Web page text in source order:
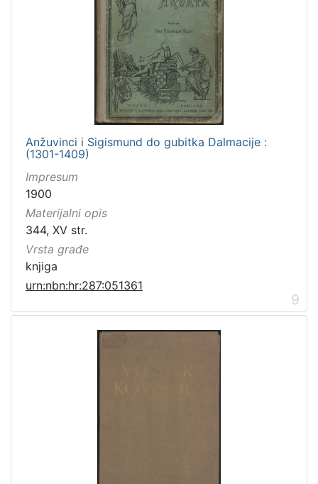
Anžuvinci i Sigismund do gubitka Dalmacije :
(1301-1409)
Impresum
1900
Materijalni opis
344, XV str.
Vrsta građe
knjiga
urn:nbn:hr:287:051361
9